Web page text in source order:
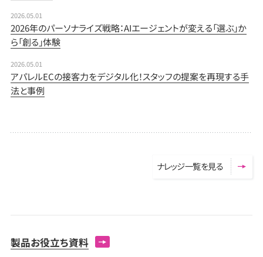
2026.05.01
2026年のパーソナライズ戦略：AIエージェントが変える「選ぶ」か
ら「創る」体験
2026.05.01
アパレルECの接客力をデジタル化！スタッフの提案を再現する手
法と事例
ナレッジ一覧を見る
製品お役立ち資料